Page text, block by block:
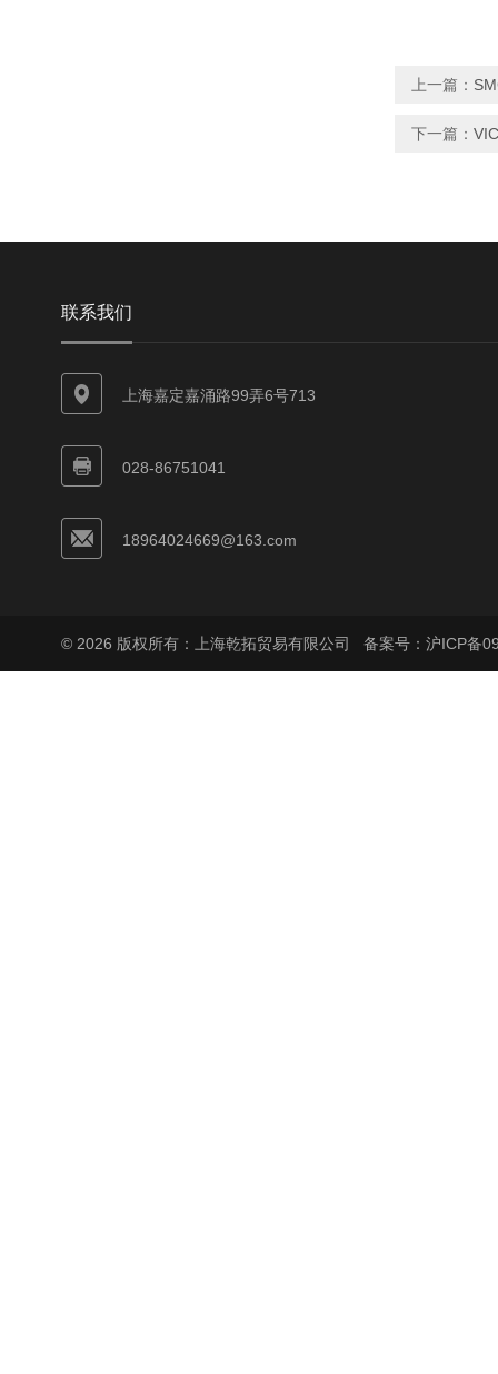
上一篇：
下一篇：
联系我们
上海嘉定嘉涌路99弄6号713
028-86751041
18964024669@163.com
© 2026 版权所有：上海乾拓贸易有限公司 备案号：沪ICP备